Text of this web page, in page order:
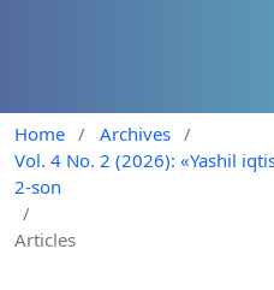
Home / Archives /
Vol. 4 No. 2 (2026): «Yashil
2-son
/
Articles